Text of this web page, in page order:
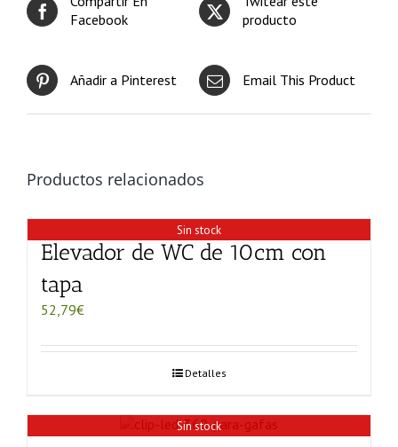
Facebook
producto
Añadir a Pinterest Email This Product
Productos relacionados
Sin stock
Elevador de WC de 10cm con
tapa
52,79€
Detalles
Sin stock